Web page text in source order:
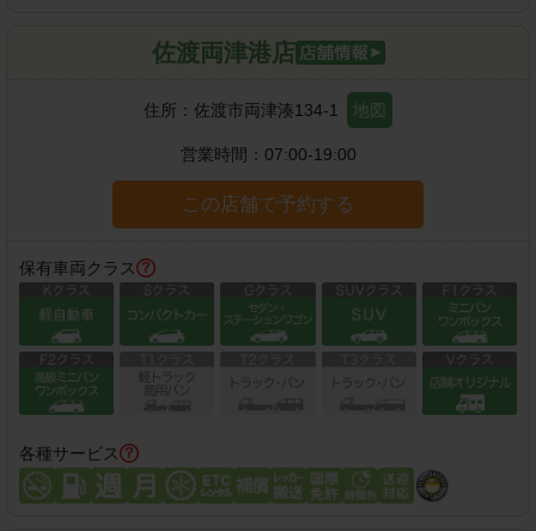
佐渡両津港店
住所： 佐渡市両津湊134-1 地図
営業時間： 07:00-19:00
この店舗で予約する
保有車両クラス
各種サービス